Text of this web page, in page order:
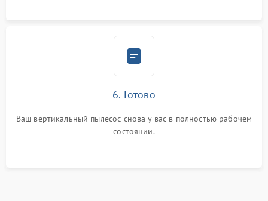
6. Готово
Ваш вертикальный пылесос снова у вас в полностью рабочем
состоянии.